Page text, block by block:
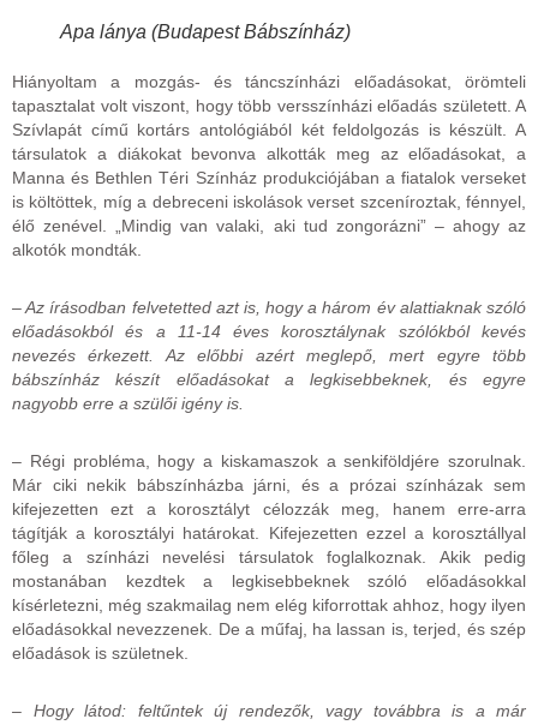
Apa lánya (Budapest Bábszínház)
Hiányoltam a mozgás- és táncszínházi előadásokat, örömteli
tapasztalat volt viszont, hogy több versszínházi előadás született. A
Szívlapát című kortárs antológiából két feldolgozás is készült. A
társulatok a diákokat bevonva alkották meg az előadásokat, a
Manna és Bethlen Téri Színház produkciójában a fiatalok verseket
is költöttek, míg a debreceni iskolások verset szceníroztak, fénnyel,
élő zenével. „Mindig van valaki, aki tud zongorázni” – ahogy az
alkotók mondták.
– Az írásodban felvetetted azt is, hogy a három év alattiaknak szóló
előadásokból és a 11-14 éves korosztálynak szólókból kevés
nevezés érkezett. Az előbbi azért meglepő, mert egyre több
bábszínház készít előadásokat a legkisebbeknek, és egyre
nagyobb erre a szülői igény is.
– Régi probléma, hogy a kiskamaszok a senkiföldjére szorulnak.
Már ciki nekik bábszínházba járni, és a prózai színházak sem
kifejezetten ezt a korosztályt célozzák meg, hanem erre-arra
tágítják a korosztályi határokat. Kifejezetten ezzel a korosztállyal
főleg a színházi nevelési társulatok foglalkoznak. Akik pedig
mostanában kezdtek a legkisebbeknek szóló előadásokkal
kísérletezni, még szakmailag nem elég kiforrottak ahhoz, hogy ilyen
előadásokkal nevezzenek. De a műfaj, ha lassan is, terjed, és szép
előadások is születnek.
– Hogy látod: feltűntek új rendezők, vagy továbbra is a már